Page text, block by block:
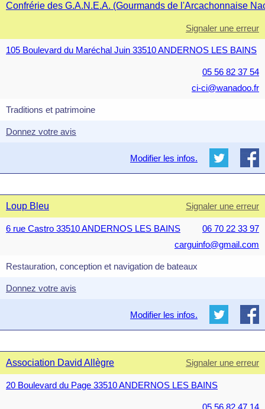
Confrérie des G.A.N.E.A. (Gourmands de l'Arcachonnaise
Signaler une erreur
105 Boulevard du Maréchal Juin 33510 ANDERNOS LES BAINS
05 56 82 37 54
ci-ci@wanadoo.fr
Traditions et patrimoine
Donnez votre avis
Modifier les infos.
Loup Bleu Signaler une erreur
6 rue Castro 33510 ANDERNOS LES BAINS
06 70 22 33 97
carguinfo@gmail.com
Restauration, conception et navigation de bateaux
Donnez votre avis
Modifier les infos.
Association David Allègre Signaler une erreur
20 Boulevard du Page 33510 ANDERNOS LES BAINS
05.56.82.47.14